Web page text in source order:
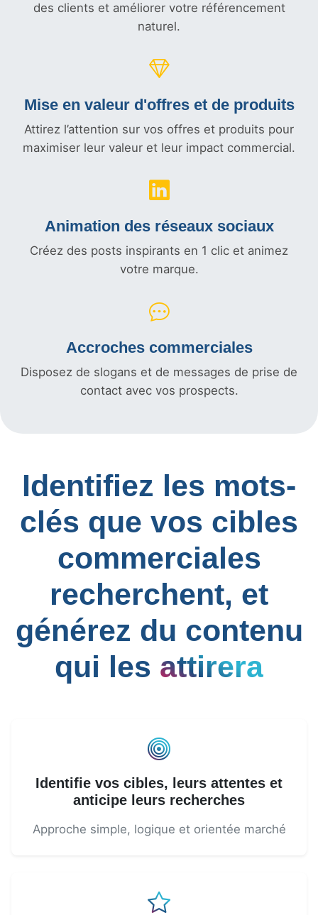
des clients et améliorer votre référencement
naturel.
Mise en valeur d'offres et de produits
Attirez l’attention sur vos offres et produits pour
maximiser leur valeur et leur impact commercial.
Animation des réseaux sociaux
Créez des posts inspirants en 1 clic et animez
votre marque.
Accroches commerciales
Disposez de slogans et de messages de prise de
contact avec vos prospects.
Identifiez les mots-
clés que vos cibles
commerciales
recherchent, et
générez du contenu
qui les attirera
Identifie vos cibles, leurs attentes et
anticipe leurs recherches
Approche simple, logique et orientée marché